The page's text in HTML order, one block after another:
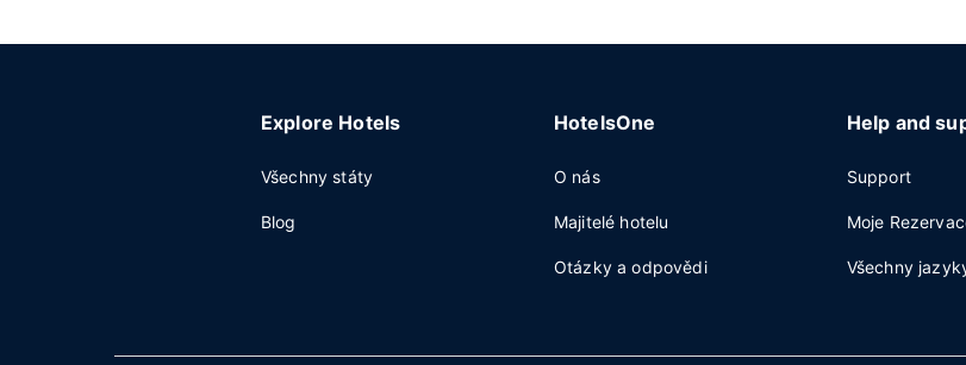
Explore Hotels
Všechny státy
Blog
HotelsOne
O nás
Majitelé hotelu
Otázky a odpovědi
Help and
Support
Moje
Všechny